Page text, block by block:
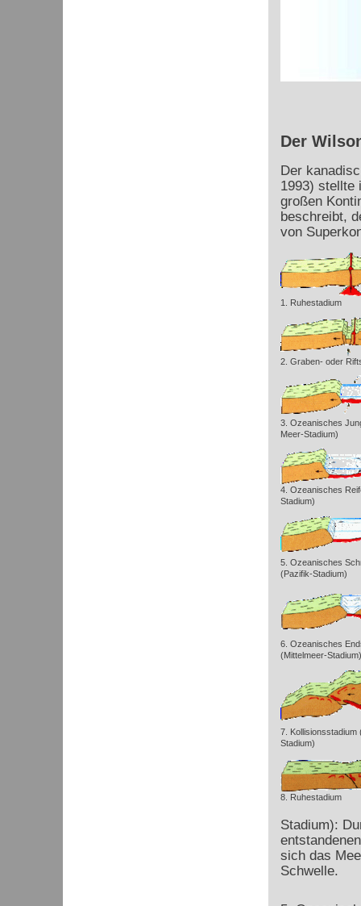
Der
Der
1993) stellte
großen
beschreibt,
von
1. Ruhestadium
2. Graben- oder
3. Ozeanisches
Meer-Stadium)
4. Ozeanisches
Stadium)
5. Ozeanisches
(Pazifik-Stadium)
6. Ozeanisches
(Mittelmeer-Stadium)
7. Kollisionsstadium
Stadium)
8. Ruhestadium
Stadium):
sich das
Schwelle.